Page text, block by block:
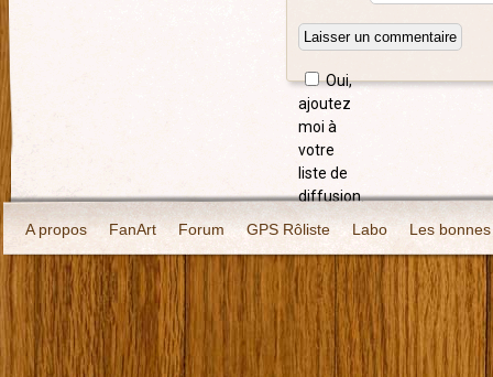
Oui,
ajoutez
moi à
votre
liste de
diffusion.
A propos
FanArt Forum GPS Rôliste Labo Les